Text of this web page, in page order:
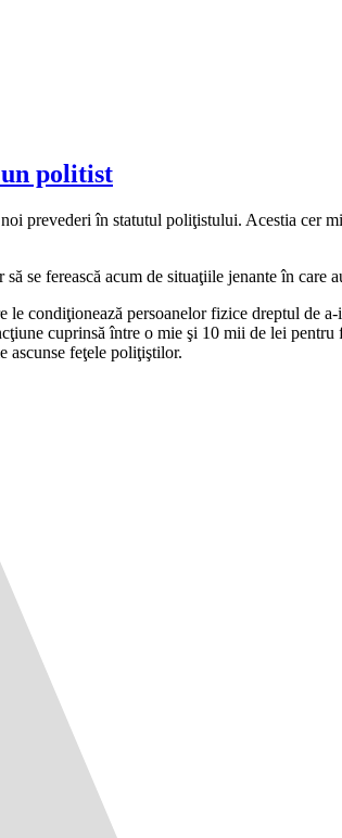
politist
prevederi în statutul poliţistului. Acestia cer
ferească acum de situaţiile jenante în care
condiţionează persoanelor fizice dreptul de
cuprinsă între o mie şi 10 mii de lei
ascunse feţele poliţiştilor.